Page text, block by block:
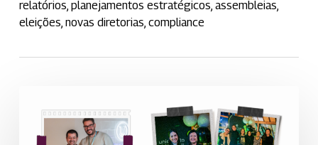
relatórios, planejamentos estratégicos, assembleias,
eleições, novas diretorias, compliance
São